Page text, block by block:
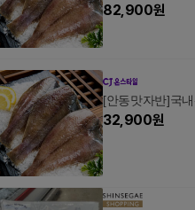
82,900원
[안동맛자반]국
32,900원